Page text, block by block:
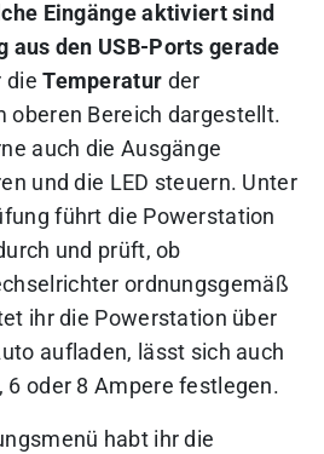
Eingänge aktiviert sind
aus den USB-Ports gerade
dieTemperatur der
oberen Bereich dargestellt.
auch die Ausgänge
und die LED steuern. Unter
führt die Powerstation
und prüft, ob
ordnungsgemäß
ihr die Powerstation über
aufladen, lässt sich auch
6 oder 8 Ampere festlegen.
habt ihr die